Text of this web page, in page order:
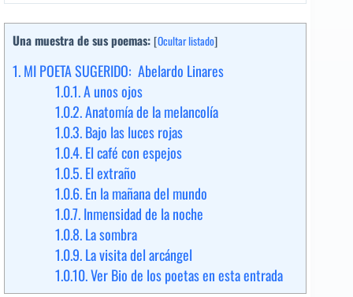
Una muestra de sus poemas: [Ocultar listado]
1.MI POETA SUGERIDO: Abelardo Linares
1.0.1.A unos ojos
1.0.2.Anatomía de la melancolía
1.0.3.Bajo las luces rojas
1.0.4.El café con espejos
1.0.5.El extraño
1.0.6.En la mañana del mundo
1.0.7.Inmensidad de la noche
1.0.8.La sombra
1.0.9.La visita del arcángel
1.0.10.Ver Bio de los poetas en esta entrada